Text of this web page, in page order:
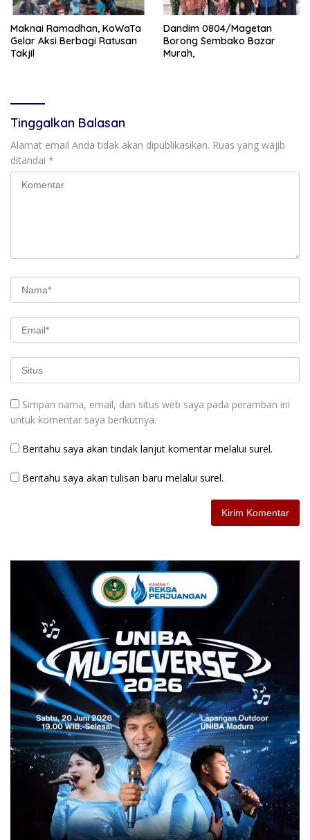
Maknai Ramadhan, KoWaTa
Gelar Aksi Berbagi Ratusan
Takjil
Dandim 0804/Magetan
Borong Sembako Bazar
Murah,
Tinggalkan Balasan
Alamat email Anda tidak akan dipublikasikan. Ruas yang wajib
ditandai *
Simpan nama, email, dan situs web saya pada peramban ini
untuk komentar saya berikutnya.
Beritahu saya akan tindak lanjut komentar melalui surel.
Beritahu saya akan tulisan baru melalui surel.